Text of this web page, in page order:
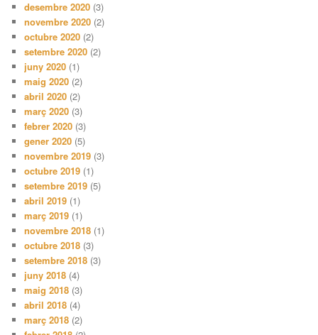
desembre 2020 (3)
novembre 2020 (2)
octubre 2020 (2)
setembre 2020 (2)
juny 2020 (1)
maig 2020 (2)
abril 2020 (2)
març 2020 (3)
febrer 2020 (3)
gener 2020 (5)
novembre 2019 (3)
octubre 2019 (1)
setembre 2019 (5)
abril 2019 (1)
març 2019 (1)
novembre 2018 (1)
octubre 2018 (3)
setembre 2018 (3)
juny 2018 (4)
maig 2018 (3)
abril 2018 (4)
març 2018 (2)